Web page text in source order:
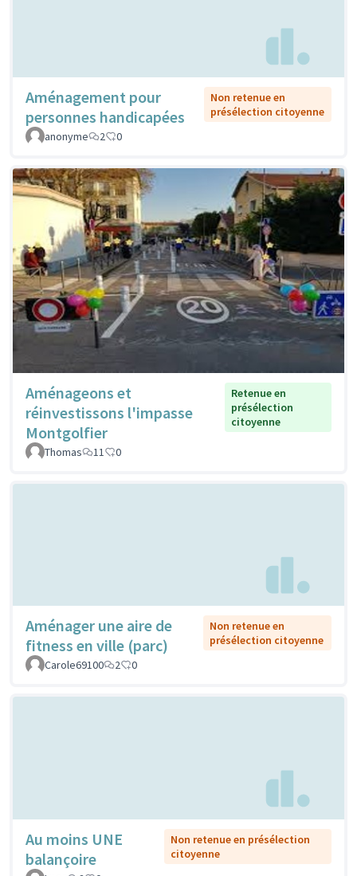
Aménagement pour
personnes handicapées
Non retenue en
présélection citoyenne
anonyme
2 0
Aménageons et
réinvestissons l'impasse
Montgolfier
Retenue en
présélection
citoyenne
Thomas 11 0
Aménager une aire de
fitness en ville (parc)
Non retenue en
présélection citoyenne
Carole69100
2 0
Au moins UNE
balançoire
Non retenue en présélection
citoyenne